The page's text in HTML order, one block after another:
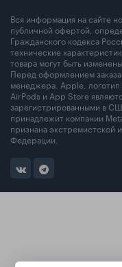
Вся информация на сайте
публичной офертой,
Гражданского кодекса
технические
товара могут быть
Перед оформлением
менеджера. Apple,
AirPods и App Store
зарегистрированными в
принадлежит компании
признана экстремистской
Федерации.